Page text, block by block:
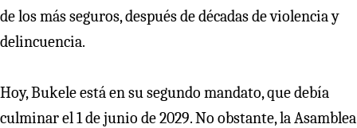
de los más seguros, después de décadas de violencia y
delincuencia.
Hoy, Bukele está en su segundo mandato, que debía
culminar el 1 de junio de 2029. No obstante, la Asamblea